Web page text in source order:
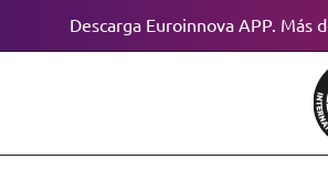
Descarga Euroinnova APP. Más
ESTUDIOS